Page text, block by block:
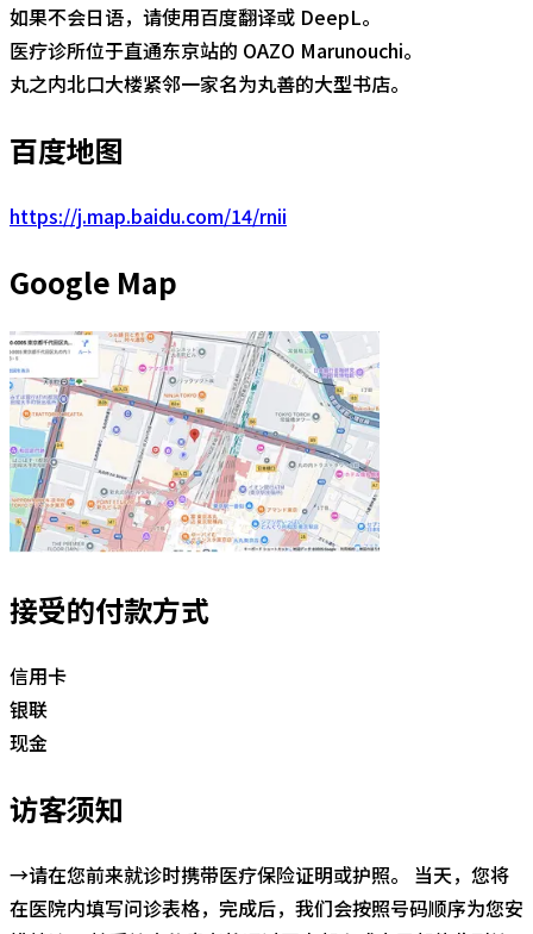
如果不会日语，请使用百度翻译或 DeepL。
医疗诊所位于直通东京站的 OAZO Marunouchi。
丸之内北口大楼紧邻一家名为丸善的大型书店。
百度地图
https://j.map.baidu.com/14/rnii
Google Map
接受的付款方式
信用卡
银联
现金
访客须知
→请在您前来就诊时携带医疗保险证明或护照。 当天，您将
在医院内填写问诊表格，完成后，我们会按照号码顺序为您安